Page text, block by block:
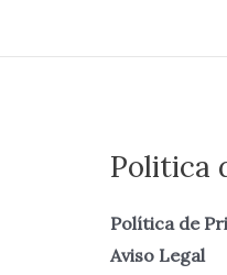
Politica
Política de
Aviso Legal